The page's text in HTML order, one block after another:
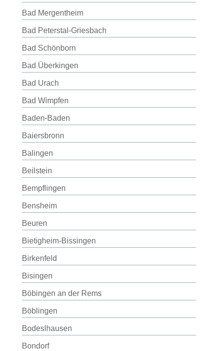
Bad Mergentheim
Bad Peterstal-Griesbach
Bad Schönborn
Bad Überkingen
Bad Urach
Bad Wimpfen
Baden-Baden
Baiersbronn
Balingen
Beilstein
Bempflingen
Bensheim
Beuren
Bietigheim-Bissingen
Birkenfeld
Bisingen
Böbingen an der Rems
Böblingen
Bodeslhausen
Bondorf